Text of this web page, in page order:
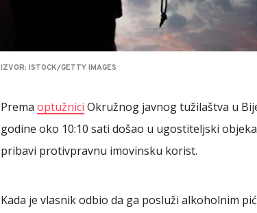
IZVOR: ISTOCK/GETTY IMAGES
Prema optužnici Okružnog javnog tužilaštva u
godine oko 10:10 sati došao u ugostiteljski
pribavi protivpravnu imovinsku korist.
Kada je vlasnik odbio da ga posluži alkoholnim